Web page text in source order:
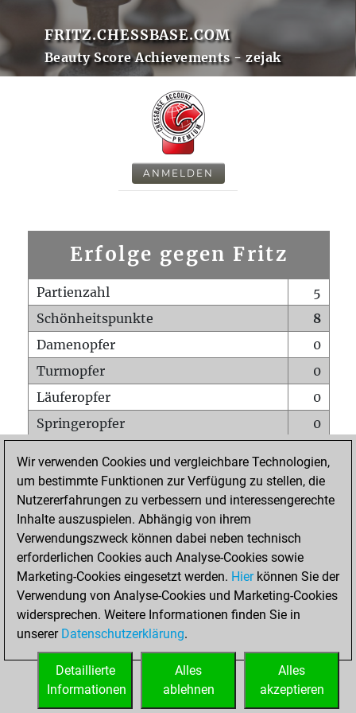
FRITZ.CHESSBASE.COM
Beauty Score Achievements - zejak
ANMELDEN
Erfolge gegen Fritz
Partienzahl
5
Schönheitspunkte
8
Damenopfer
0
Turmopfer
0
Läuferopfer
0
Springeropfer
0
Matt auf vollem Brett
0
Bauer setzt Matt
0
Erstickte Matts
Unterverwandlungen
Türme auf der siebten
0
STARTSEITE
Wir verwenden Cookies und vergleichbare Technologien,
um bestimmte Funktionen zur Verfügung zu stellen, die
Nutzererfahrungen zu verbessern und interessengerechte
Inhalte auszuspielen. Abhängig von ihrem
Verwendungszweck können dabei neben technisch
erforderlichen Cookies auch Analyse-Cookies sowie
Marketing-Cookies eingesetzt werden. Hierkönnen Sie der
Verwendung von Analyse-Cookies und Marketing-Cookies
widersprechen. Weitere Informationen finden Sie in
unserer Datenschutzerklärung.
Alles
akzeptieren
Alles
ablehnen
Detaillierte
Informationen